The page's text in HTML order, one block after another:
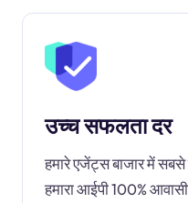
उच्च सफलता दर
हमारे एजेंट्स बाजार में
हमारा आईपी 100%